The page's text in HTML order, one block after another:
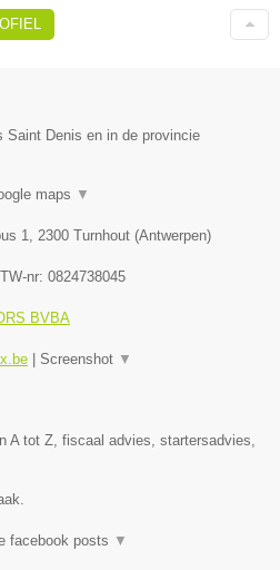
Saint Denis en in de provincie
maps ▼
1, 2300 Turnhout (Antwerpen)
nr: 0824738045
BVBA
Screenshot ▼
A tot Z, fiscaal advies, startersadvies,
facebook posts ▼